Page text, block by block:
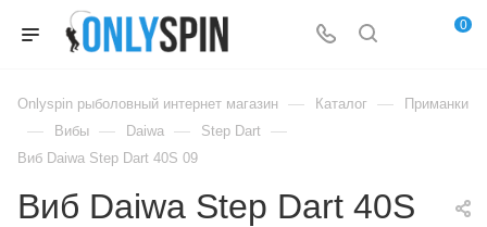
0
Onlyspin рыболовный интернет магазин — Каталог — Приманки
— Вибы — Daiwa — Step Dart —
Виб Daiwa Step Dart 40S 09
Виб Daiwa Step Dart 40S